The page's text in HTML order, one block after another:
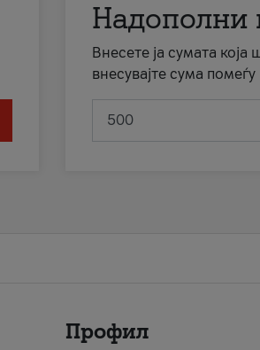
Надополни
Внесете ја сумата
внесувајте сума
Профил